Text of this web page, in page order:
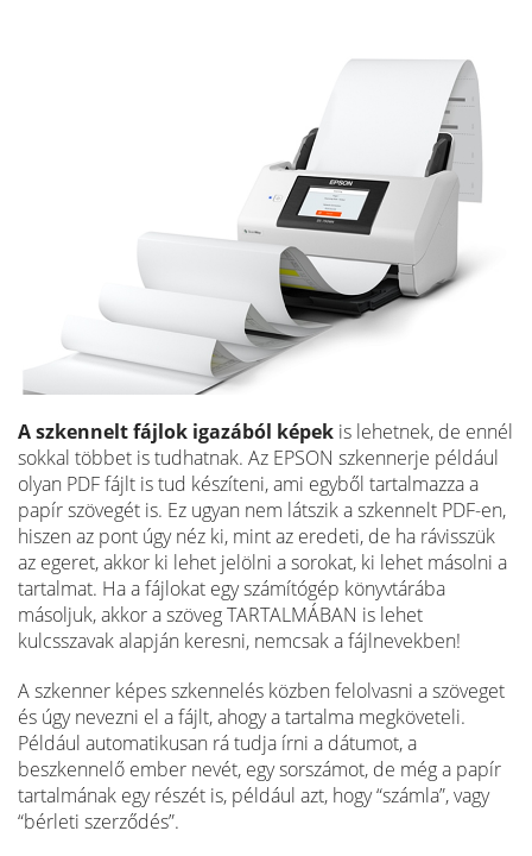
A szkennelt fájlok igazából képek is lehetnek, de ennél
sokkal többet is tudhatnak. Az EPSON szkennerje például
olyan PDF fájlt is tud készíteni, ami egyből tartalmazza a
papír szövegét is. Ez ugyan nem látszik a szkennelt PDF-en,
hiszen az pont úgy néz ki, mint az eredeti, de ha rávisszük
az egeret, akkor ki lehet jelölni a sorokat, ki lehet másolni a
tartalmat. Ha a fájlokat egy számítógép könyvtárába
másoljuk, akkor a szöveg TARTALMÁBAN is lehet
kulcsszavak alapján keresni, nemcsak a fájlnevekben!
A szkenner képes szkennelés közben felolvasni a szöveget
és úgy nevezni el a fájlt, ahogy a tartalma megköveteli.
Például automatikusan rá tudja írni a dátumot, a
beszkennelő ember nevét, egy sorszámot, de még a papír
tartalmának egy részét is, például azt, hogy “számla”, vagy
“bérleti szerződés”.